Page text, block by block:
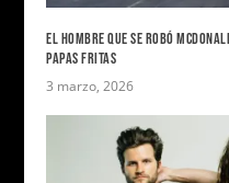
EL HOMBRE QUE SE ROBÓ
PAPAS FRITAS
3 marzo, 2026